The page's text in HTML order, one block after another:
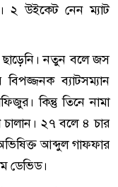
২ উইকেট নেন ম্যাট
ছাড়েনি। নতুন বলে জস
ব্যাটসম্যান
কিন্তু তিনে নামা
২৭ বলে ৪ চার
আব্দুল গাফফার
ডেভিড।